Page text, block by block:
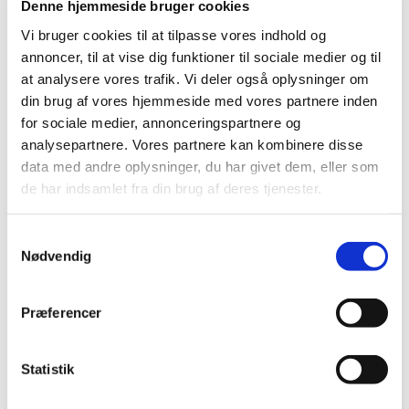
Denne hjemmeside bruger cookies
Vi bruger cookies til at tilpasse vores indhold og
annoncer, til at vise dig funktioner til sociale medier og til
at analysere vores trafik. Vi deler også oplysninger om
din brug af vores hjemmeside med vores partnere inden
for sociale medier, annonceringspartnere og
analysepartnere. Vores partnere kan kombinere disse
data med andre oplysninger, du har givet dem, eller som
de har indsamlet fra din brug af deres tjenester.
Nødvendig
Præferencer
Statistik
Product title two
Nunc gravida turpis a vehicula scelerisque.
Suspendisse faucibus, quam non tempor
pulvinar, arcu massa commodo neque, id
convallis diam justo molestie velit. Aliquam
dictum orci tortor. Morbi elit nunc, luctus at
taciti sociosqu ad litora torquent per conubia